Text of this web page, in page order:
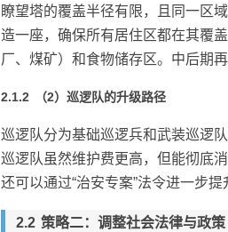
瞭望塔的覆盖半径有限，且同一区
造一座，确保所有居住区都在其覆
厂、煤矿）和食物储存区。中后期
（2）巡逻队的升级路径
巡逻队分为基础巡逻兵和武装巡逻
巡逻队虽然维护费更高，但能彻底
还可以通过“治安专案”法令进一步提
策略二：调整社会法律与政策